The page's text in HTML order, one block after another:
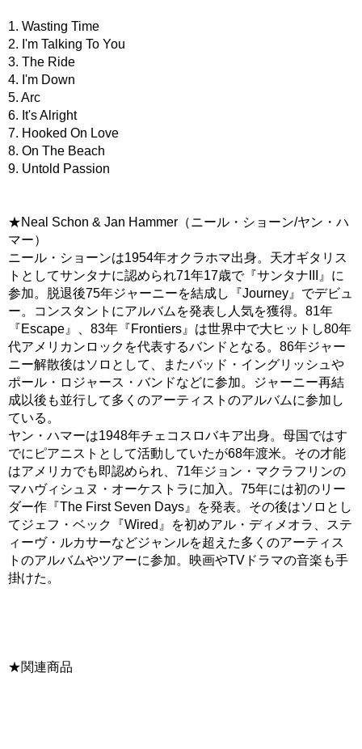
1. Wasting Time
2. I'm Talking To You
3. The Ride
4. I'm Down
5. Arc
6. It's Alright
7. Hooked On Love
8. On The Beach
9. Untold Passion
★Neal Schon & Jan Hammer（ニール・ショーン/ヤン・ハ
マー）
ニール・ショーンは1954年オクラホマ出身。天才ギタリス
トとしてサンタナに認められ71年17歳で『サンタナIII』に
参加。脱退後75年ジャーニーを結成し『Journey』でデビュ
ー。コンスタントにアルバムを発表し人気を獲得。81年
『Escape』、83年『Frontiers』は世界中で大ヒットし80年
代アメリカンロックを代表するバンドとなる。86年ジャー
ニー解散後はソロとして、またバッド・イングリッシュや
ポール・ロジャース・バンドなどに参加。ジャーニー再結
成以後も並行して多くのアーティストのアルバムに参加し
ている。
ヤン・ハマーは1948年チェコスロバキア出身。母国ではす
でにピアニストとして活動していたが68年渡米。その才能
はアメリカでも即認められ、71年ジョン・マクラフリンの
マハヴィシュヌ・オーケストラに加入。75年には初のリー
ダー作『The First Seven Days』を発表。その後はソロとし
てジェフ・ベック『Wired』を初めアル・ディメオラ、ステ
ィーヴ・ルカサーなどジャンルを超えた多くのアーティス
トのアルバムやツアーに参加。映画やTVドラマの音楽も手
掛けた。
★関連商品